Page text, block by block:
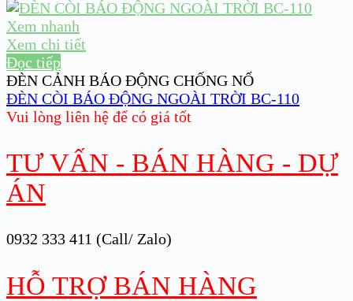
Xem nhanh
Xem chi tiết
Đọc tiếp
ĐÈN CẢNH BÁO ĐỘNG CHỐNG NỔ
ĐÈN CÒI BÁO ĐỘNG NGOÀI TRỜI BC-110
Vui lòng liên hệ để có giá tốt
TƯ VẤN - BÁN HÀNG - DỰ
ÁN
0932 333 411 (Call/ Zalo)
HỖ TRỢ BÁN HÀNG